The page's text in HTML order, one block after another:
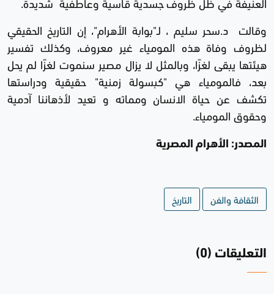
وقالت د.سحر سليم ، لـ"بوابة الأهرام"، إن التاريخ الحقيقي
لظروف وفاة هذه المومياء غير معروف، وكذلك تفسير
هيئتها يبقى لغزًا، وبالمثل لا يزال مصير سنموت لغزًا لم يحل
بعد، فالمومياء هي "كبسولة زمنية" حقيقية ودراستها
تكشف عن حياة الانسان ومماته و تعيد لأذهاننا آدمية
وحقوق المومياء.
المصدر: الأهرام المصرية
الثقافة والفن التاريخ
التعليقات (0)